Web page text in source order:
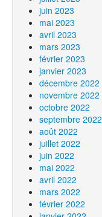
juin 2023
mai 2023
avril 2023
mars 2023
février 2023
janvier 2023
décembre 2022
novembre 2022
octobre 2022
septembre 2022
août 2022
juillet 2022
juin 2022
mai 2022
avril 2022
mars 2022
février 2022